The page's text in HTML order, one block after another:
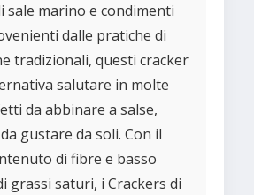
sale marino e condimenti
dalle pratiche di
tradizionali, questi cracker
salutare in molte
da abbinare a salse,
gustare da soli. Con il
di fibre e basso
grassi saturi, i Crackers di